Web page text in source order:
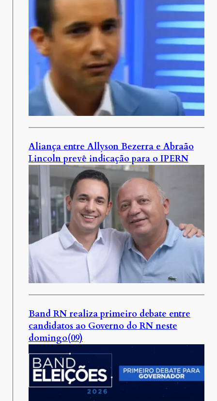
Aliança entre Allyson Bezerra e Abraão
Lincoln prevê indicação para o IPERN
Band RN realiza primeiro debate entre
candidatos ao Governo do RN neste
domingo(09)